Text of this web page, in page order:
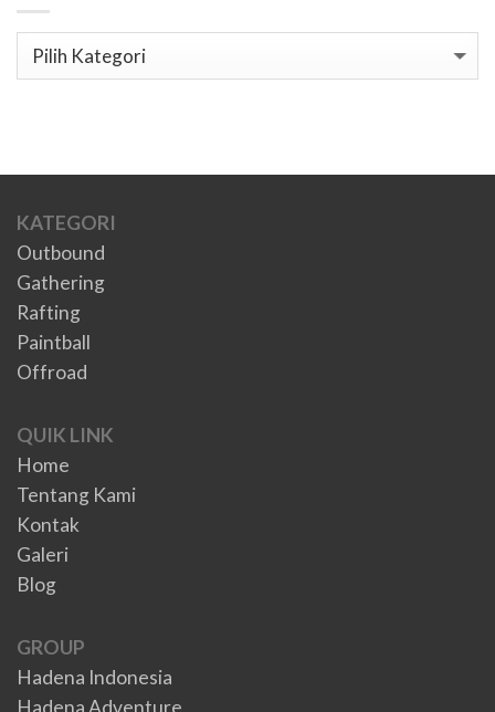
Kategori
KATEGORI
Outbound
Gathering
Rafting
Paintball
Offroad
QUIK LINK
Home
Tentang Kami
Kontak
Galeri
Blog
GROUP
Hadena Indonesia
Hadena Adventure